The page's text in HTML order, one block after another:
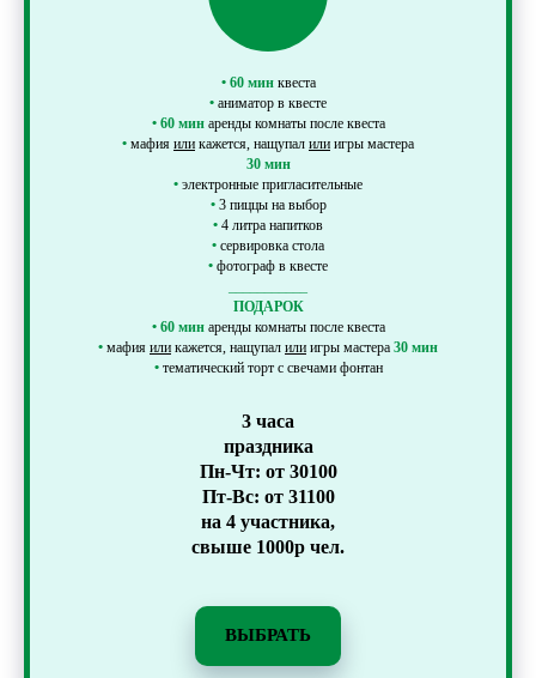
• 60 минквеста
• аниматор в квесте
• 60 минаренды комнаты после квеста
• мафия или кажется, нащупал или игры мастера
30 мин
• электронные пригласительные
• 3 пиццы на выбор
• 4 литра напитков
• сервировка стола
• фотограф в квесте
ПОДАРОК
• 60 минаренды комнаты после квеста
• мафия или кажется, нащупал или игры мастера 30 мин
• тематический торт с свечами фонтан
3 часа
праздника
Пн-Чт: от 30100
Пт-Вс: от 31100
на 4 участника,
свыше 1000р чел.
ВЫБРАТЬ